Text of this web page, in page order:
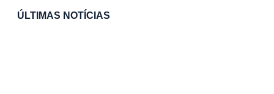
ÚLTIMAS NOTÍCIAS